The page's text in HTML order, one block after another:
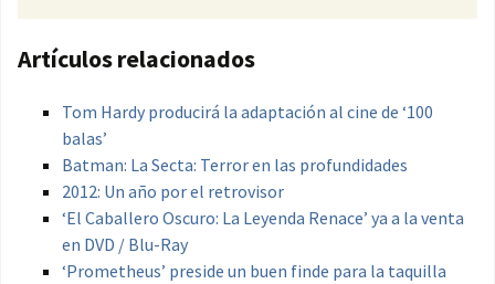
Artículos relacionados
Tom Hardy producirá la adaptación al cine de ‘100
balas’
Batman: La Secta: Terror en las profundidades
2012: Un año por el retrovisor
‘El Caballero Oscuro: La Leyenda Renace’ ya a la venta
en DVD / Blu-Ray
‘Prometheus’ preside un buen finde para la taquilla